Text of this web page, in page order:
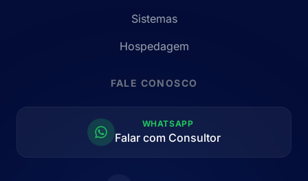
Sistemas
Hospedagem
FALE CONOSCO
WHATSAPP
Falar com Consultor